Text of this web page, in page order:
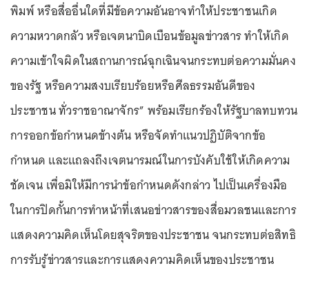
พิมพ์ หรือสื่ออื่นใดที่มีข้อความอันอาจทำให้ประชาชนเกิด
ความหวาดกลัว หรือเจตนาบิดเบือนข้อมูลข่าวสาร ทำให้เกิด
ความเข้าใจผิดในสถานการณ์ฉุกเฉินจนกระทบต่อความมั่นคง
ของรัฐ หรือความสงบเรียบร้อยหรือศีลธรรมอันดีของ
ประชาชน ทั่วราชอาณาจักร” พร้อมเรียกร้องให้รัฐบาลทบทวน
การออกข้อกำหนดข้างต้น หรือจัดทำแนวปฏิบัติจากข้อ
กำหนด และแถลงถึงเจตนารมณ์ในการบังคับใช้ให้เกิดความ
ชัดเจน เพื่อมิให้มีการนำข้อกำหนดดังกล่าว ไปเป็นเครื่องมือ
ในการปิดกั้นการทำหน้าที่เสนอข่าวสารของสื่อมวลชนและการ
แสดงความคิดเห็นโดยสุจริตของประชาชน จนกระทบต่อสิทธิ
การรับรู้ข่าวสารและการแสดงความคิดเห็นของประชาชน